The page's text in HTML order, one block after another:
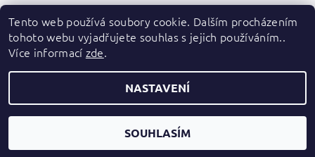
PŘEDCHOZÍ ČLÁNEK
2026 ©Anglická krása, všechna práva vyhrazena
Vytvořil Shoptet
Tento web používá soubory cookie. Dalším procházením
tohoto webu vyjadřujete souhlas s jejich používáním..
Více informací zde.
NASTAVENÍ
SOUHLASÍM